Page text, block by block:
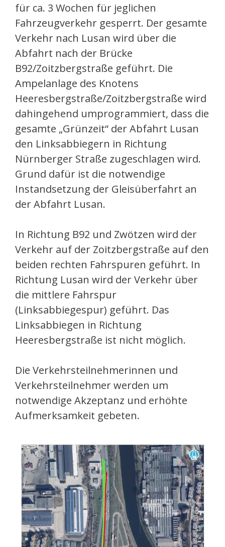
für ca. 3 Wochen für jeglichen
Fahrzeugverkehr gesperrt. Der gesamte
Verkehr nach Lusan wird über die
Abfahrt nach der Brücke
B92/Zoitzbergstraße geführt. Die
Ampelanlage des Knotens
Heeresbergstraße/Zoitzbergstraße wird
dahingehend umprogrammiert, dass die
gesamte „Grünzeit“ der Abfahrt Lusan
den Linksabbiegern in Richtung
Nürnberger Straße zugeschlagen wird.
Grund dafür ist die notwendige
Instandsetzung der Gleisüberfahrt an
der Abfahrt Lusan.
In Richtung B92 und Zwötzen wird der
Verkehr auf der Zoitzbergstraße auf den
beiden rechten Fahrspuren geführt. In
Richtung Lusan wird der Verkehr über
die mittlere Fahrspur
(Linksabbiegespur) geführt. Das
Linksabbiegen in Richtung
Heeresbergstraße ist nicht möglich.
Die Verkehrsteilnehmerinnen und
Verkehrsteilnehmer werden um
notwendige Akzeptanz und erhöhte
Aufmerksamkeit gebeten.